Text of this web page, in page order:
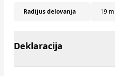
Radijus delovanja 19 m
Deklaracija